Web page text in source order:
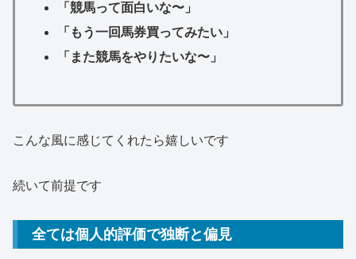
「競馬って面白いな〜」
「もう一回馬券買ってみたい」
「また競馬をやりたいな〜」
こんな風に感じてくれたら嬉しいです
続いて前提です
全ては個人的評価で独断と偏見